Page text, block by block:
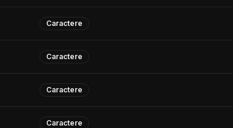
Caractere
Caractere
Caractere
Caractere